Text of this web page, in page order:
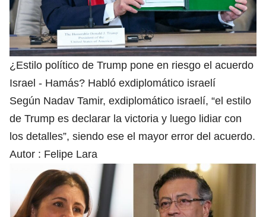
¿Estilo político de Trump pone en riesgo el acuerdo
Israel - Hamás? Habló exdiplomático israelí
Según Nadav Tamir, exdiplomático israelí, “el estilo
de Trump es declarar la victoria y luego lidiar con
los detalles”, siendo ese el mayor error del acuerdo.
Autor : Felipe Lara